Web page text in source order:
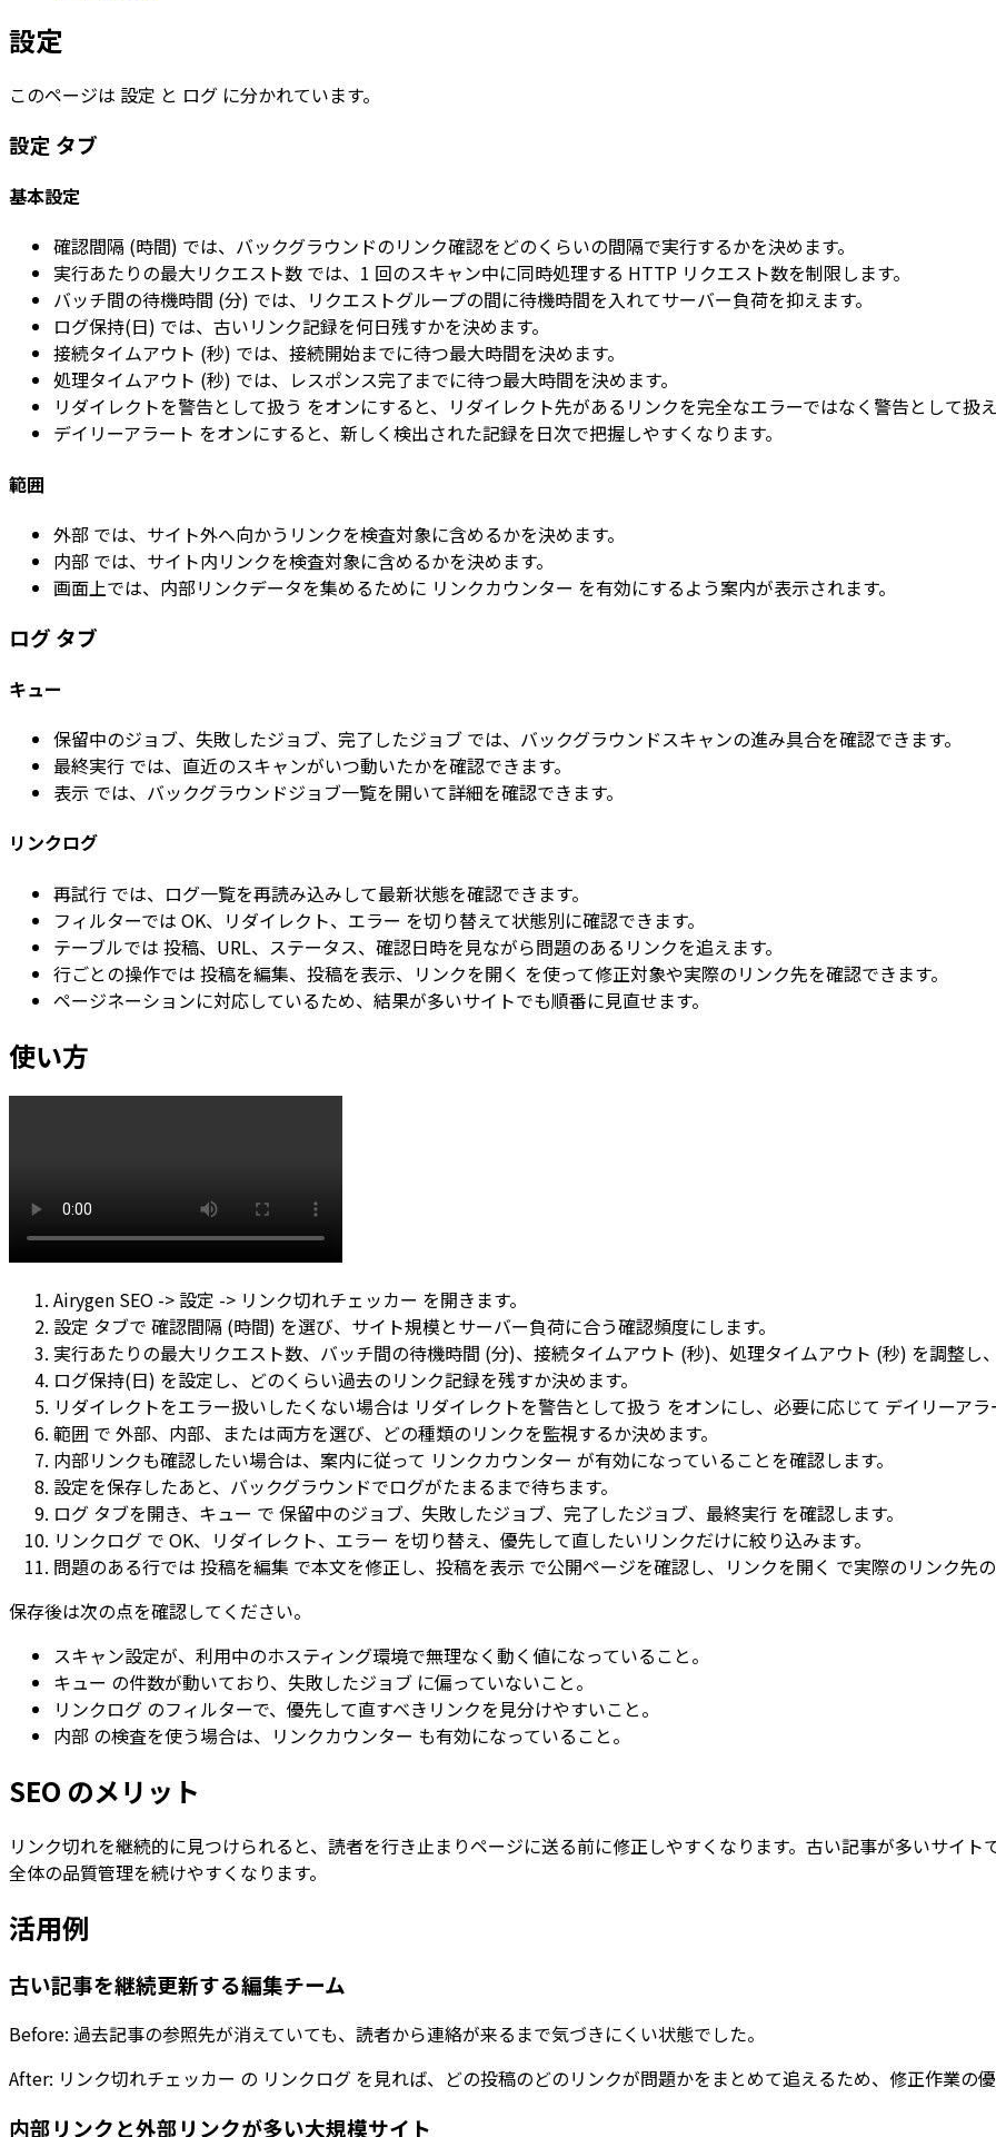
設定
このページは 設定 と ログ に分かれています。
設定 タブ
基本設定
確認間隔 (時間) では、バックグラウンドのリンク確認をどのくらいの間隔で実行するかを決めます。
実行あたりの最大リクエスト数 では、1 回のスキャン中に同時処理する HTTP リクエスト数を制限します。
バッチ間の待機時間 (分) では、リクエストグループの間に待機時間を入れてサーバー負荷を抑えます。
ログ保持(日) では、古いリンク記録を何日残すかを決めます。
接続タイムアウト (秒) では、接続開始までに待つ最大時間を決めます。
処理タイムアウト (秒) では、レスポンス完了までに待つ最大時間を決めます。
リダイレクトを警告として扱う をオンにすると、リダイレクト先があるリンクを完全なエラーではなく警告として扱
デイリーアラート をオンにすると、新しく検出された記録を日次で把握しやすくなります。
範囲
外部 では、サイト外へ向かうリンクを検査対象に含めるかを決めます。
内部 では、サイト内リンクを検査対象に含めるかを決めます。
画面上では、内部リンクデータを集めるために リンクカウンター を有効にするよう案内が表示されます。
ログタブ
キュー
保留中のジョブ、 失敗したジョブ、 完了したジョブ では、バックグラウンドスキャンの進み具合を確認できます。
最終実行 では、直近のスキャンがいつ動いたかを確認できます。
表示 では、バックグラウンドジョブ一覧を開いて詳細を確認できます。
リンクログ
再試行 では、ログ一覧を再読み込みして最新状態を確認できます。
フィルターでは OK、 リダイレクト、 エラー を切り替えて状態別に確認できます。
テーブルでは 投稿、 URL、 ステータス、確認日時を見ながら問題のあるリンクを追えます。
行ごとの操作では 投稿を編集、 投稿を表示、 リンクを開く を使って修正対象や実際のリンク先を確認できます。
ページネーションに対応しているため、結果が多いサイトでも順番に見直せます。
使い方
Airygen SEO -> 設定 -> リンク切れチェッカー を開きます。
設定 タブで 確認間隔 (時間) を選び、サイト規模とサーバー負荷に合う確認頻度にします。
実行あたりの最大リクエスト数、 バッチ間の待機時間 (分)、 接続タイムアウト (秒)、 処理タイムアウト (秒) を調整し
ログ保持(日) を設定し、どのくらい過去のリンク記録を残すか決めます。
リダイレクトをエラー扱いしたくない場合は リダイレクトを警告として扱う をオンにし、必要に応じて デイリーア
範囲 で 外部、 内部、または両方を選び、どの種類のリンクを監視するか決めます。
内部リンクも確認したい場合は、案内に従って リンクカウンター が有効になっていることを確認します。
設定を保存したあと、バックグラウンドでログがたまるまで待ちます。
ログ タブを開き、 キュー で 保留中のジョブ、 失敗したジョブ、 完了したジョブ、 最終実行 を確認します。
リンクログ で OK、 リダイレクト、 エラー を切り替え、優先して直したいリンクだけに絞り込みます。
問題のある行では 投稿を編集 で本文を修正し、 投稿を表示 で公開ページを確認し、 リンクを開く で実際のリンク先
保存後は次の点を確認してください。
スキャン設定が、利用中のホスティング環境で無理なく動く値になっていること。
キュー の件数が動いており、 失敗したジョブ に偏っていないこと。
リンクログ のフィルターで、優先して直すべきリンクを見分けやすいこと。
内部 の検査を使う場合は、 リンクカウンター も有効になっていること。
SEO のメリット
リンク切れを継続的に見つけられると、読者を行き止まりページに送る前に修正しやすくなります。古い記事が多いサイ
全体の品質管理を続けやすくなります。
活用例
古い記事を継続更新する編集チーム
Before: 過去記事の参照先が消えていても、読者から連絡が来るまで気づきにくい状態でした。
After: リンク切れチェッカー の リンクログ を見れば、どの投稿のどのリンクが問題かをまとめて追えるため、修正作業の
内部リンクと外部リンクが多い大規模サイト